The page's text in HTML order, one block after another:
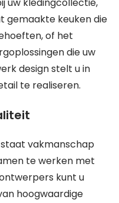
uw kledingcollectie,
gemaakte keuken die
of het
die uw
design stelt u in
te realiseren.
vakmanschap
te werken met
kunt u
hoogwaardige